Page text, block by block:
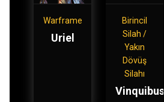
Warframe
Uriel
Birincil
Silah /
Yakın
Dövüş
Silahı
Vinquibus